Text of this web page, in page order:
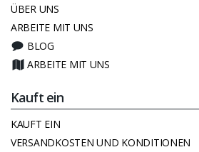
ÜBER UNS
ARBEITE MIT UNS
BLOG
ARBEITE MIT UNS
Kauft ein
KAUFT EIN
VERSANDKOSTEN UND KONDITIONEN